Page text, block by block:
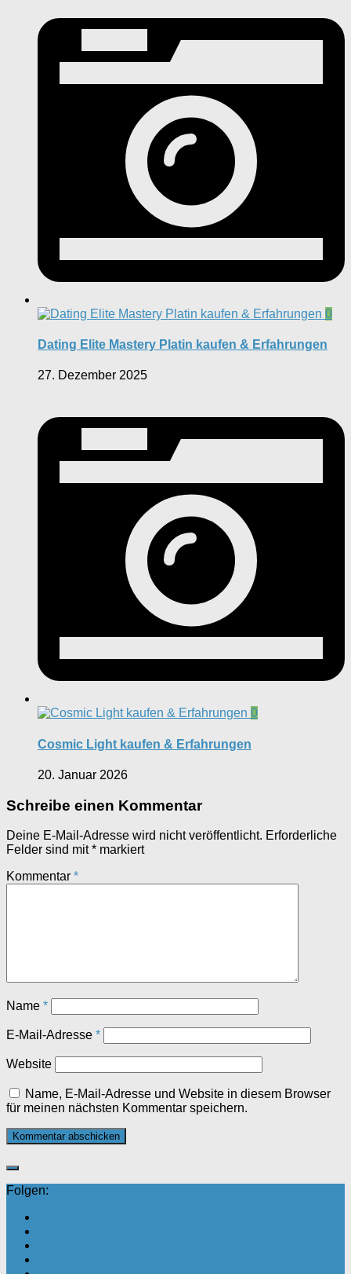
0
Dating Elite Mastery Platin kaufen & Erfahrungen
27. Dezember 2025
0
Cosmic Light kaufen & Erfahrungen
20. Januar 2026
Schreibe einen Kommentar
Deine E-Mail-Adresse wird nicht veröffentlicht. Erforderliche
Felder sind mit* markiert
Kommentar *
Name *
E-Mail-Adresse *
Website
Name, E-Mail-Adresse und Website in diesem Browser
für meinen nächsten Kommentar speichern.
Folgen: